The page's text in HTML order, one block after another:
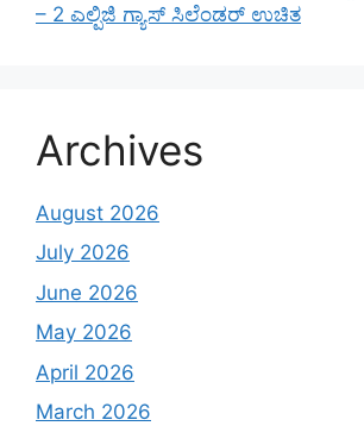
– 2 ಎಲ್ಪಿಜಿ ಗ್ಯಾಸ್ ಸಿಲೆಂಡರ್ ಉಚಿತ
Archives
August 2026
July 2026
June 2026
May 2026
April 2026
March 2026